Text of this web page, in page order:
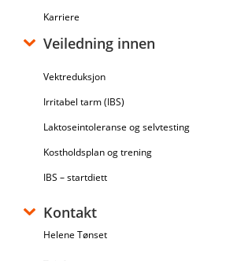
Karriere
Veiledning innen
Vektreduksjon
Irritabel tarm (IBS)
Laktoseintoleranse og selvtesting
Kostholdsplan og trening
IBS – startdiett
Kontakt
Helene Tønset